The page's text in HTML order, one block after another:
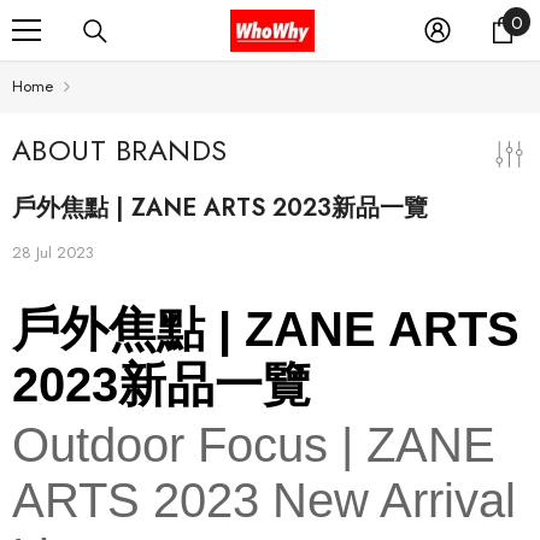
SKIP TO CONTENT 00
Home
ABOUT BRANDS
戶外焦點 | ZANE ARTS 2023新品一覽
28 Jul 2023
戶外焦點 | ZANE ARTS
2023新品一覽
Outdoor Focus | ZANE
ARTS 2023 New Arrival